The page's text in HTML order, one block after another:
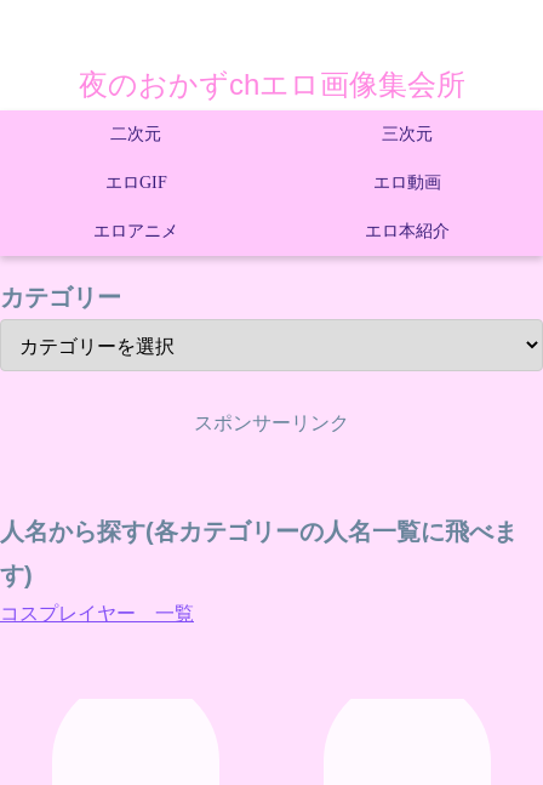
夜のおかずchエロ画像集会所
二次元 三次元
エロGIF エロ動画
エロアニメ エロ本紹介
カテゴリー
スポンサーリンク
人名から探す(各カテゴリーの人名一覧に飛べま
す)
コスプレイヤー 一覧